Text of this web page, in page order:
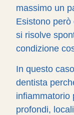
massimo un
Esistono
si risolve
condizione
In questo
dentista
infiammatorio
profondi,